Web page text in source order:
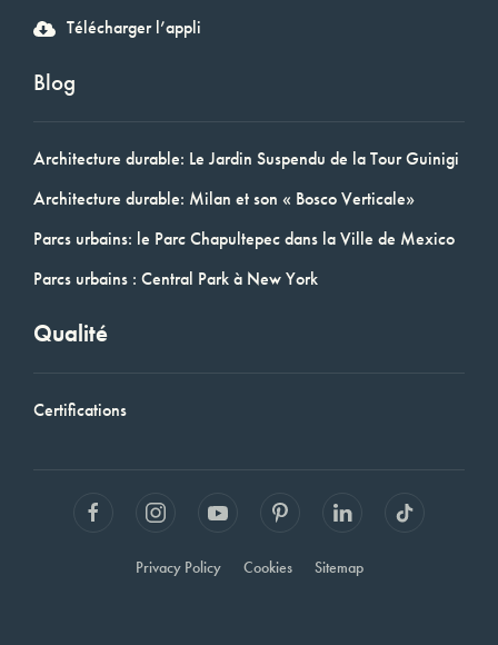
Télécharger l’appli
Blog
Architecture durable: Le Jardin Suspendu de la Tour Guinigi
Architecture durable: Milan et son « Bosco Verticale»
Parcs urbains: le Parc Chapultepec dans la Ville de Mexico
Parcs urbains : Central Park à New York
Qualité
Certifications
Privacy Policy Cookies Sitemap